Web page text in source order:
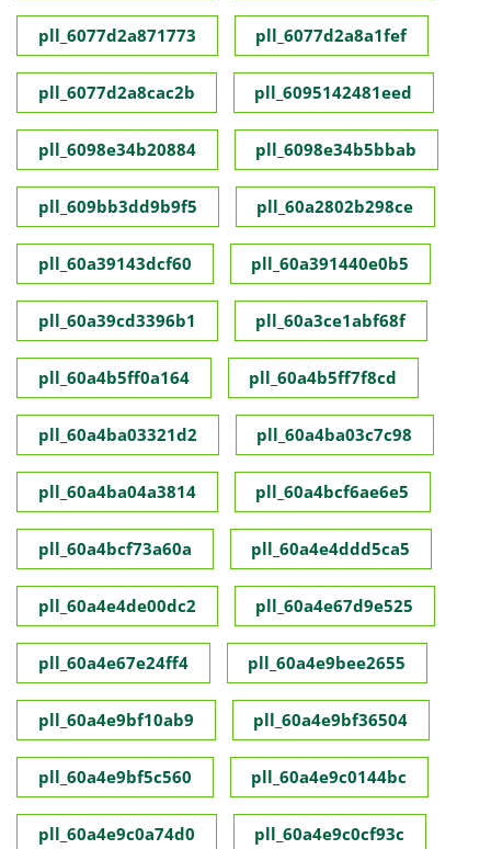
pll_6077d2a871773 pll_6077d2a8a1fef
pll_6077d2a8cac2b pll_6095142481eed
pll_6098e34b20884 pll_6098e34b5bbab
pll_609bb3dd9b9f5 pll_60a2802b298ce
pll_60a39143dcf60 pll_60a391440e0b5
pll_60a39cd3396b1 pll_60a3ce1abf68f
pll_60a4b5ff0a164 pll_60a4b5ff7f8cd
pll_60a4ba03321d2 pll_60a4ba03c7c98
pll_60a4ba04a3814 pll_60a4bcf6ae6e5
pll_60a4bcf73a60a pll_60a4e4ddd5ca5
pll_60a4e4de00dc2 pll_60a4e67d9e525
pll_60a4e67e24ff4 pll_60a4e9bee2655
pll_60a4e9bf10ab9 pll_60a4e9bf36504
pll_60a4e9bf5c560 pll_60a4e9c0144bc
pll_60a4e9c0a74d0 pll_60a4e9c0cf93c